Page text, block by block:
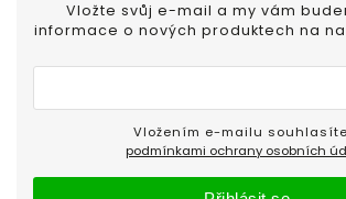
Vložte svůj e-mail a my vám
informace o nových produktech na
podmínkami ochrany osobních